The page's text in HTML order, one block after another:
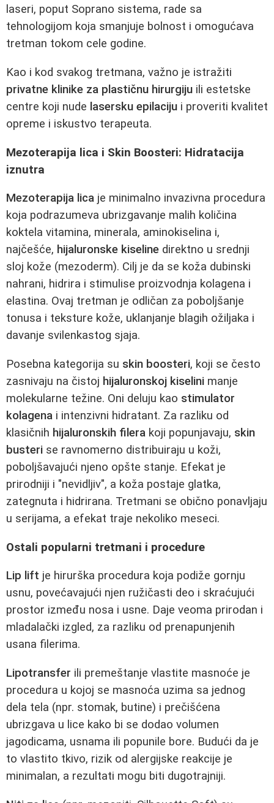
laseri, poput Soprano sistema, rade sa
tehnologijom koja smanjuje bolnost i omogućava
tretman tokom cele godine.
Kao i kod svakog tretmana, važno je istražiti
privatne klinike za plastičnu hirurgiju ili estetske
centre koji nude lasersku epilaciju i proveriti kvalitet
opreme i iskustvo terapeuta.
Mezoterapija lica i Skin Boosteri: Hidratacija
iznutra
Mezoterapija lica je minimalno invazivna procedura
koja podrazumeva ubrizgavanje malih količina
koktela vitamina, minerala, aminokiselina i,
najčešće, hijaluronske kiseline direktno u srednji
sloj kože (mezoderm). Cilj je da se koža dubinski
nahrani, hidrira i stimulise proizvodnja kolagena i
elastina. Ovaj tretman je odličan za poboljšanje
tonusa i teksture kože, uklanjanje blagih ožiljaka i
davanje svilenkastog sjaja.
Posebna kategorija su skin boosteri, koji se često
zasnivaju na čistoj hijaluronskoj kiselini manje
molekularne težine. Oni deluju kao stimulator
kolagena i intenzivni hidratant. Za razliku od
klasičnih hijaluronskih filera koji popunjavaju, skin
busteri se ravnomerno distribuiraju u koži,
poboljšavajući njeno opšte stanje. Efekat je
prirodniji i "nevidljiv", a koža postaje glatka,
zategnuta i hidrirana. Tretmani se obično ponavljaju
u serijama, a efekat traje nekoliko meseci.
Ostali popularni tretmani i procedure
Lip lift je hirurška procedura koja podiže gornju
usnu, povećavajući njen ružičasti deo i skraćujući
prostor između nosa i usne. Daje veoma prirodan i
mladalački izgled, za razliku od prenapunjenih
usana filerima.
Lipotransfer ili premeštanje vlastite masnoće je
procedura u kojoj se masnoća uzima sa jednog
dela tela (npr. stomak, butine) i prečišćena
ubrizgava u lice kako bi se dodao volumen
jagodicama, usnama ili popunile bore. Budući da je
to vlastito tkivo, rizik od alergijske reakcije je
minimalan, a rezultati mogu biti dugotrajniji.